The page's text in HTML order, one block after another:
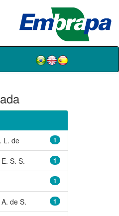
1
L. de
1
S. S.
1
1
de S.